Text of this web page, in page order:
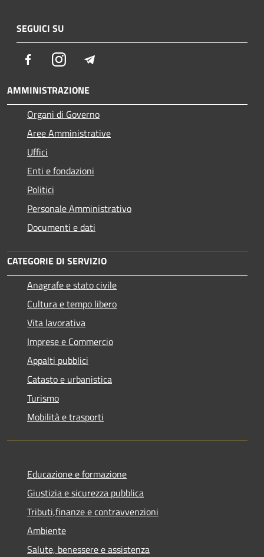
SEGUICI SU
FacebookInstagram
AMMINISTRAZIONE
Organi di Governo
Aree Amministrative
Uffici
Enti e fondazioni
Politici
Personale Amministrativo
Documenti e dati
CATEGORIE DI SERVIZIO
Anagrafe e stato civile
Cultura e tempo libero
Vita lavorativa
Imprese e Commercio
Appalti pubblici
Catasto e urbanistica
Turismo
Mobilità e trasporti
Educazione e formazione
Giustizia e sicurezza pubblica
Tributi,finanze e contravvenzioni
Ambiente
Salute, benessere e assistenza